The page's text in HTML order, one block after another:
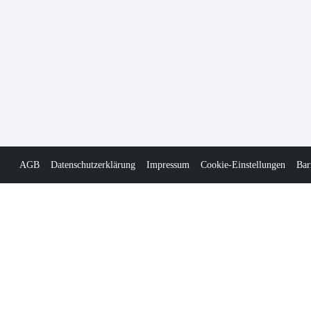
AGB Datenschutzerklärung Impressum Cookie-Einstellungen